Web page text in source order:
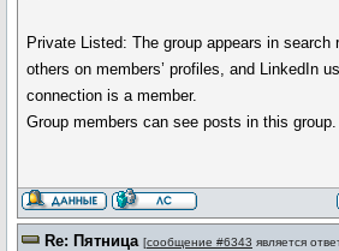
Private Listed: The group appears in
others on members’ profiles, and LinkedIn
connection is a member.
Group members can see posts in this group.
Re: Пятница [сообщение #6343 является